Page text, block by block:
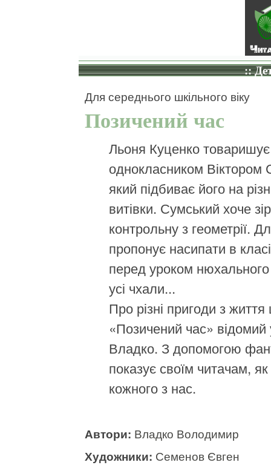
::
Для середнього шкільного віку
Позичений час
Льоня Куценко
однокласником Віктором
який підбиває його на
витівки. Сумський хоче
контрольну з геометрії.
пропонує насипати в
перед уроком
усі чхали...
Про різні пригоди з життя
«Позичений час»
Владко. З допомогою
показує своїм читачам,
кожного з нас.
Автори: Владко Володимир
Художники: Семенов Євген